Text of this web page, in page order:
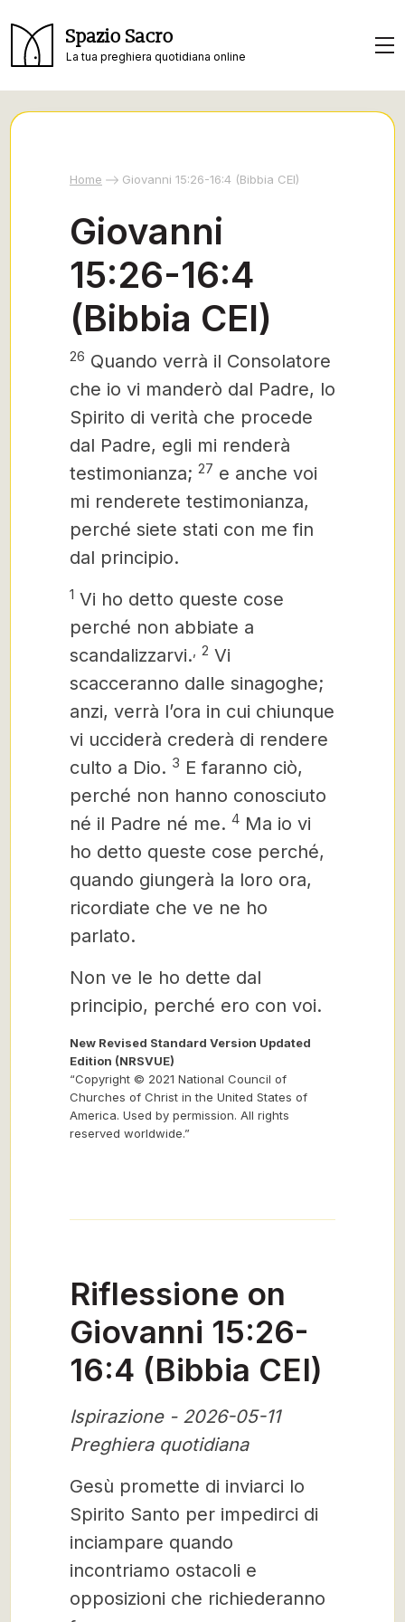
Spazio Sacro
La tua preghiera quotidiana online
Home Giovanni 15:26-16:4 (Bibbia CEI)
Giovanni
15:26-16:4
(Bibbia CEI)
26 Quando verrà il Consolatore
che io vi manderò dal Padre, lo
Spirito di verità che procede
dal Padre, egli mi renderà
testimonianza; 27 e anche voi
mi renderete testimonianza,
perché siete stati con me fin
dal principio.
1 Vi ho detto queste cose
perché non abbiate a
scandalizzarvi. 2 Vi
scacceranno dalle sinagoghe;
anzi, verrà l’ora in cui chiunque
vi ucciderà crederà di rendere
culto a Dio. 3 E faranno ciò,
perché non hanno conosciuto
né il Padre né me. 4 Ma io vi
ho detto queste cose perché,
quando giungerà la loro ora,
ricordiate che ve ne ho
parlato.
Non ve le ho dette dal
principio, perché ero con voi.
New Revised Standard Version Updated
Edition (NRSVUE)
“Copyright © 2021 National Council of
Churches of Christ in the United States of
America. Used by permission. All rights
reserved worldwide.”
Riflessione on
Giovanni 15:26-
16:4 (Bibbia CEI)
Ispirazione - 2026-05-11
Preghiera quotidiana
Gesù promette di inviarci lo
Spirito Santo per impedirci di
inciampare quando
incontriamo ostacoli e
opposizioni che richiederanno